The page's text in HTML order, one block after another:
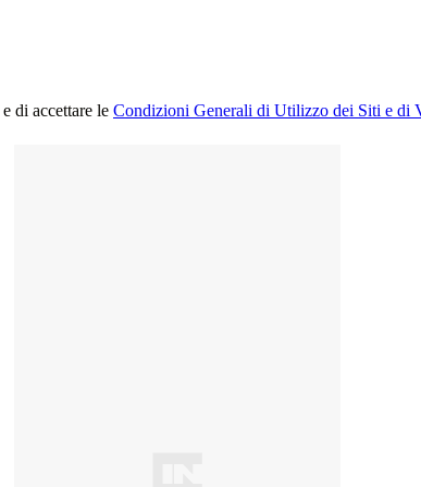
e di accettare le Condizioni Generali di Utilizzo dei Siti e di